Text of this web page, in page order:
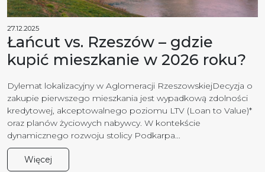
27.12.2025
Łańcut vs. Rzeszów – gdzie
kupić mieszkanie w 2026 roku?
Dylemat lokalizacyjny w Aglomeracji RzeszowskiejDecyzja o
zakupie pierwszego mieszkania jest wypadkową zdolności
kredytowej, akceptowalnego poziomu LTV (Loan to Value)*
oraz planów życiowych nabywcy. W kontekście
dynamicznego rozwoju stolicy Podkarpa...
Więcej